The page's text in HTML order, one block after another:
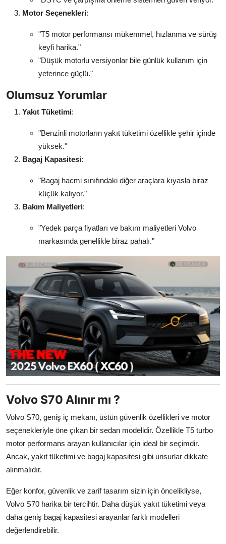
Motor Seçenekleri:
"T5 motor performansı mükemmel, hızlanma ve sürüş
keyfi harika."
"Düşük motorlu versiyonlar bile günlük kullanım için
yeterince güçlü."
Olumsuz Yorumlar
Yakıt Tüketimi:
"Benzinli motorların yakıt tüketimi özellikle şehir içinde
yüksek."
Bagaj Kapasitesi:
"Bagaj hacmi sınıfındaki diğer araçlara kıyasla biraz
küçük kalıyor."
Bakım Maliyetleri:
"Yedek parça fiyatları ve bakım maliyetleri Volvo
markasında genellikle biraz pahalı."
Volvo S70 Alınır mı ?
Volvo S70, geniş iç mekanı, üstün güvenlik özellikleri ve motor
seçenekleriyle öne çıkan bir sedan modelidir. Özellikle T5 turbo
motor performans arayan kullanıcılar için ideal bir seçimdir.
Ancak, yakıt tüketimi ve bagaj kapasitesi gibi unsurlar dikkate
alınmalıdır.
Eğer konfor, güvenlik ve zarif tasarım sizin için öncelikliyse,
Volvo S70 harika bir tercihtir. Daha düşük yakıt tüketimi veya
daha geniş bagaj kapasitesi arayanlar farklı modelleri
değerlendirebilir.